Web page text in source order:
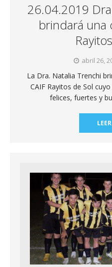
26.04.2019
brindará una
abril 26,
La Dra. Natalia Trenchi
CAIF Rayitos de Sol
felices, fuertes y